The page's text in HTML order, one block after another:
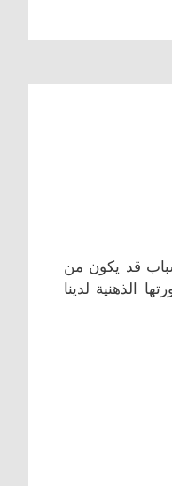
قد يكون من
الذهنية لدينا